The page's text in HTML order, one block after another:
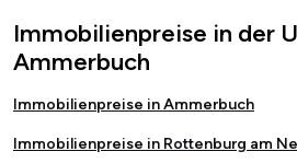
Immobilienpreise in der
Ammerbuch
Immobilienpreise in Ammerbuch
Immobilienpreise in Rottenburg am